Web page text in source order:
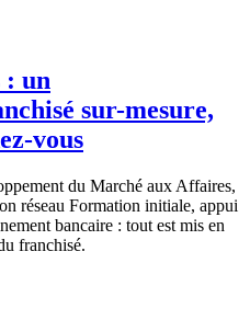
: un
sur-mesure,
vous
du Marché aux Affaires,
réseau Formation initiale, appui
bancaire : tout est mis en
franchisé.